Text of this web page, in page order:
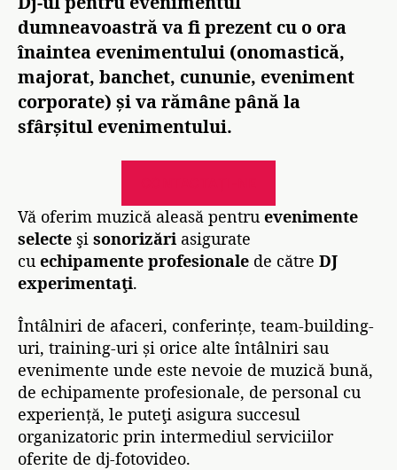
dumneavoastră va fi prezent cu o ora
înaintea evenimentului (onomastică,
majorat, banchet, cununie, eveniment
corporate) și va rămâne până la
sfârșitul evenimentului.
Vă oferim muzică aleasă pentru evenimente
selecte şi sonorizări asigurate
cu echipamente profesionale de către DJ
experimentaţi.
Întâlniri de afaceri, conferințe, team-building-
uri, training-uri și orice alte întâlniri sau
evenimente unde este nevoie de muzică bună,
de echipamente profesionale, de personal cu
experiență, le puteţi asigura succesul
organizatoric prin intermediul serviciilor
oferite de dj-fotovideo.